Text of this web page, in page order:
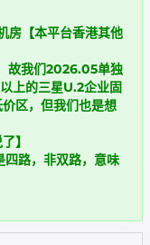
房【本平台香港其他
故我们2026.05单独
上的三星U.2企业固
区，但我们也是想
】
路，非双路，意味